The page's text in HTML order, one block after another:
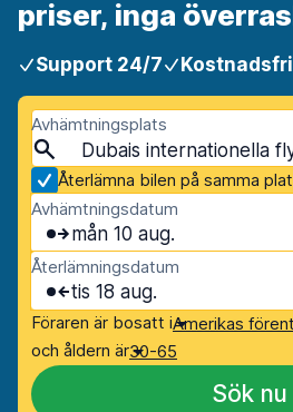
priser, inga
Support 24/7
Avhämtningsplats
Återlämna bilen på samma
Avhämtningsdatum
mån 10 aug.
Återlämningsdatum
tis 18 aug.
Föraren är bosatt iAmerikas
och åldern är30-65
Sök nu